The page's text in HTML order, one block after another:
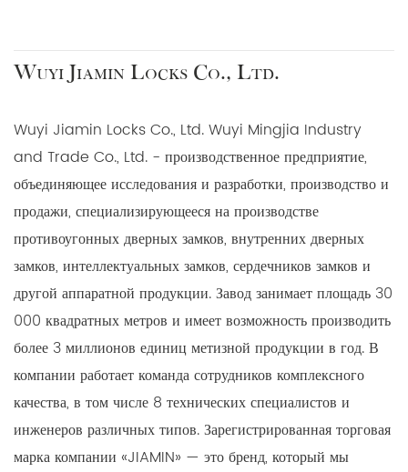
Wuyi Jiamin Locks Co., Ltd.
Wuyi Jiamin Locks Co., Ltd. Wuyi Mingjia Industry
and Trade Co., Ltd. - производственное предприятие,
объединяющее исследования и разработки, производство и
продажи, специализирующееся на производстве
противоугонных дверных замков, внутренних дверных
замков, интеллектуальных замков, сердечников замков и
другой аппаратной продукции. Завод занимает площадь 30
000 квадратных метров и имеет возможность производить
более 3 миллионов единиц метизной продукции в год. В
компании работает команда сотрудников комплексного
качества, в том числе 8 технических специалистов и
инженеров различных типов. Зарегистрированная торговая
марка компании «JIAMIN» — это бренд, который мы